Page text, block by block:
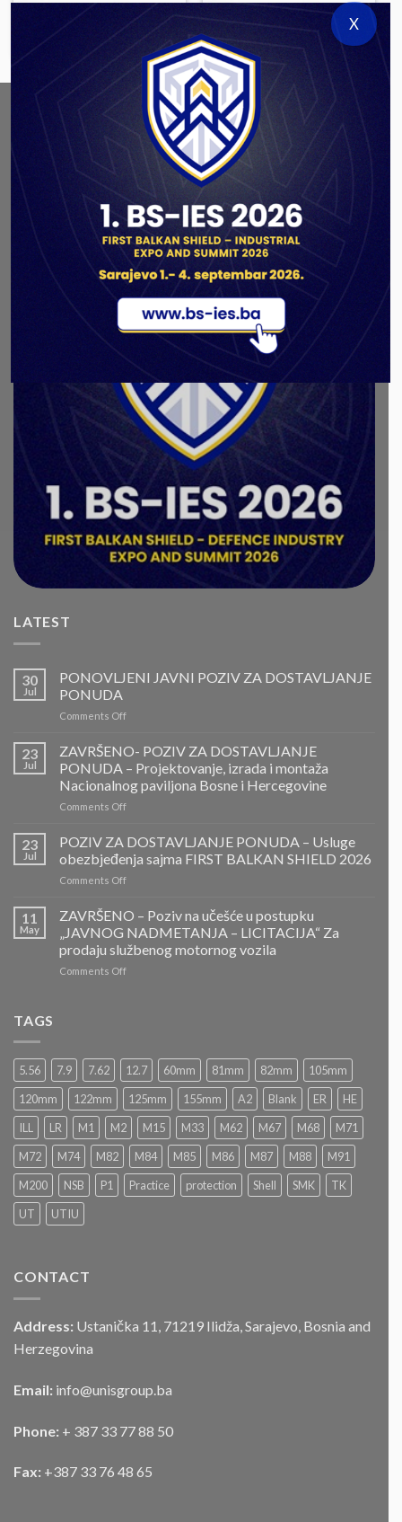
LARGE CALIBER AMMUNITION
HE 81mm M72P1
LARGE CALIBER AMMUNITION
HE 82mm M7
ABOUT US
As a government authorized defense industry
concern,
Unis GROUP is the leading exporter of weapons
and military equipment in Bosnia and Herzegovina.
LATEST
30
Jul
PONOVLJENI JAVNI POZIV ZA DOSTAVLJANJE
PONUDA
Comments Offon
JAVNI
POZIV
ZA
DOSTAVLJANJE
PONUDA
23
Jul
ZAVRŠENO- POZIV ZA DOSTAVLJANJE
PONUDA – Projektovanje, izrada i montaža
Nacionalnog paviljona Bosne i Hercegovine
Comments Offon
POZIV
ZA
DOSTAVLJANJE
PONUDA
Projektovanje,
izrada
montaža
Nacionalnog
23
Jul
POZIV ZA DOSTAVLJANJE PONUDA – Usluge
obezbjeđenja sajma FIRST BALKAN SHIELD 2026
Comments Offon
ZA
DOSTAVLJANJE
PONUDA
–
Usluge
2026
11
May
ZAVRŠENO – Poziv na učešće u postupku
„JAVNOG NADMETANJA – LICITACIJA“ Za
prodaju službenog motornog vozila
Comments Offon
u
postupku
„JAVNOG
NADMETANJA
–
LICITACIJA“
Za
prodaju
službenog
motornog
TAGS
5.56 7.9 7.62 12.7 60mm 81mm 82mm
105mm
120mm
122mm 125mm 155mm A2 Blank ER
HE
ILL
LR M1 M2 M15 M33 M62 M67 M68
M71
M72
M74 M82 M84 M85 M86 M87 M88
M91
M200
NSB P1 Practice protection Shell SMK
TK
UT
UTIU
CONTACT
Address: Ustanička 11, 71219 Ilidža, Sarajevo, Bosnia and
Herzegovina
Email: info@unisgroup.ba
Phone: + 387 33 77 88 50
Fax: +387 33 76 48 65
X